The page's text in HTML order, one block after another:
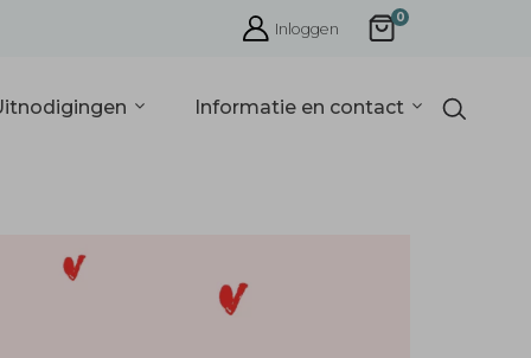
Inloggen
0
Informatie en contact